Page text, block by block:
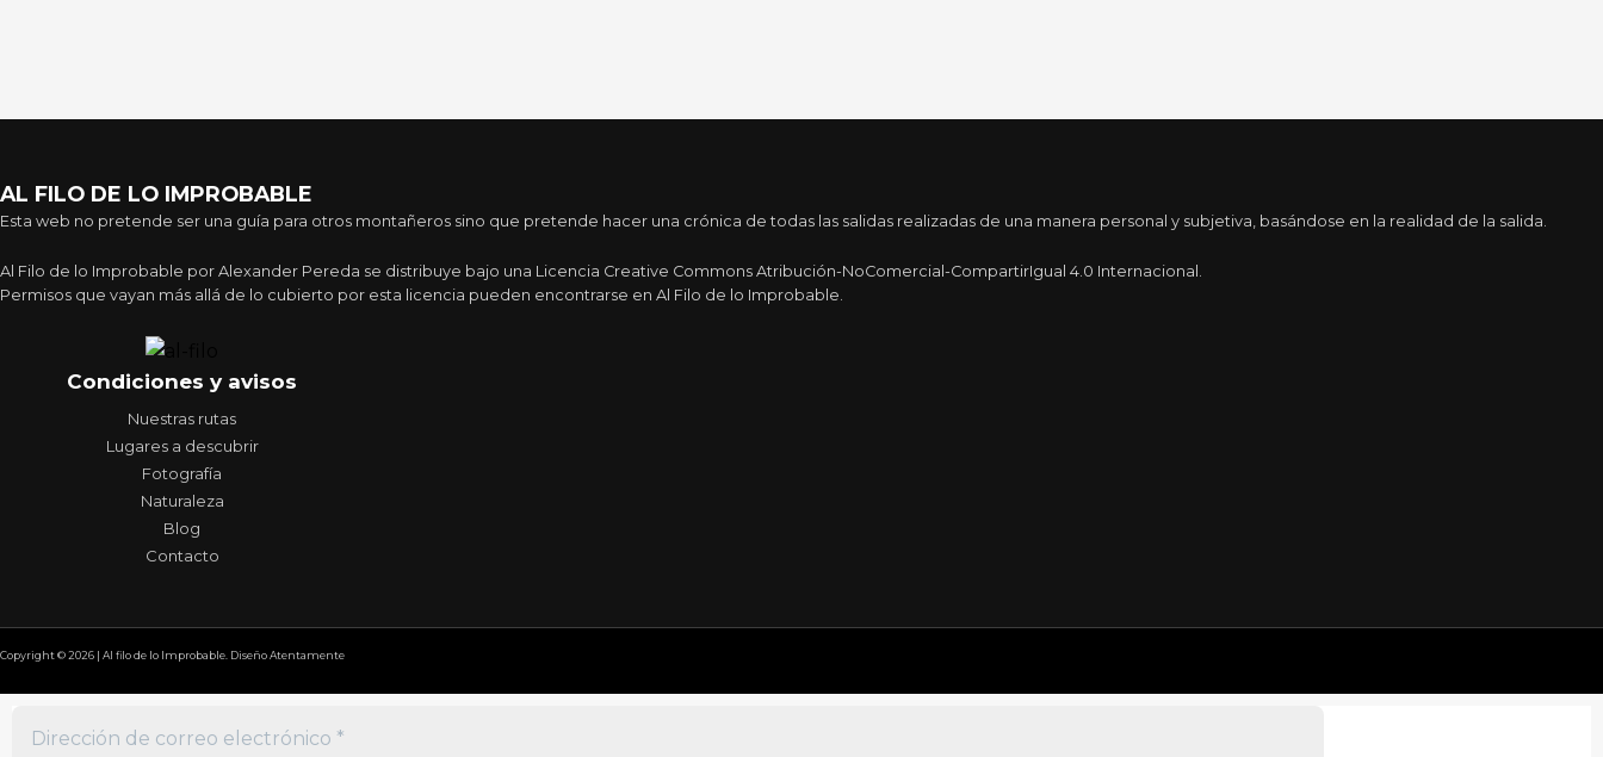
AL FILO DE LO IMPROBABLE
Esta web no pretende ser una guía para otros montañeros sino que pretende hacer una crónica de todas las salidas realizadas de una manera personal y subjetiva, basándose en la realidad de la salida.
Al Filo de lo Improbable por Alexander Pereda se distribuye bajo una Licencia Creative Commons Atribución-NoComercial-CompartirIgual 4.0 Internacional.
Permisos que vayan más allá de lo cubierto por esta licencia pueden encontrarse en Al Filo de lo Improbable.
Condiciones y avisos
Nuestras rutas
Lugares a descubrir
Fotografía
Naturaleza
Blog
Contacto
Copyright © 2026 | Al filo de lo Improbable. Diseño Atentamente